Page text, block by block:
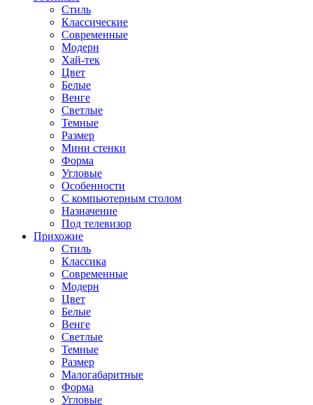
Стиль
Классические
Современные
Модерн
Хай-тек
Цвет
Белые
Венге
Светлые
Темные
Размер
Мини стенки
Форма
Угловые
Особенности
С компьютерным столом
Назначение
Под телевизор
Прихожие
Стиль
Классика
Современные
Модерн
Цвет
Белые
Венге
Светлые
Темные
Размер
Малогабаритные
Форма
Угловые